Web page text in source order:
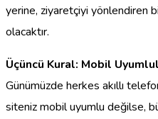
yerine, ziyaretçiyi yönlendiren
olacaktır.
Üçüncü Kural: Mobil
Günümüzde herkes akıllı
siteniz mobil uyumlu değilse,